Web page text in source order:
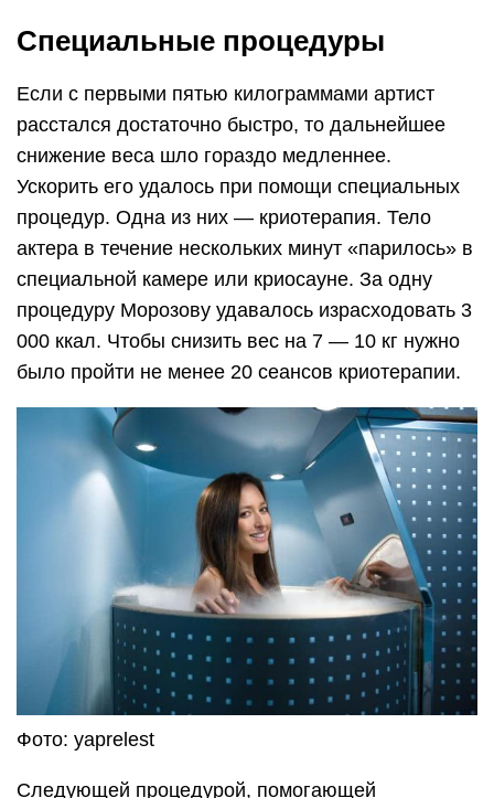
Специальные процедуры
Если с первыми пятью килограммами артист
расстался достаточно быстро, то дальнейшее
снижение веса шло гораздо медленнее.
Ускорить его удалось при помощи специальных
процедур. Одна из них — криотерапия. Тело
актера в течение нескольких минут «парилось» в
специальной камере или криосауне. За одну
процедуру Морозову удавалось израсходовать 3
000 ккал. Чтобы снизить вес на 7 — 10 кг нужно
было пройти не менее 20 сеансов криотерапии.
Фото: yaprelest
Следующей процедурой, помогающей